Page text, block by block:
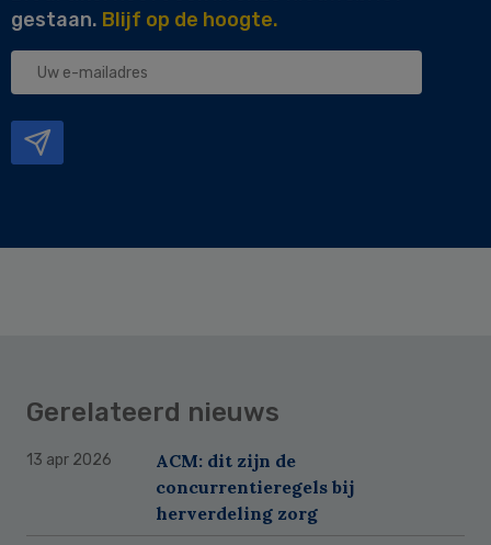
gestaan. Blijf op de hoogte.
Uw
Gerelateerd nieuws
13 apr 2026
ACM: dit zijn de
concurrentieregels bij
herverdeling zorg